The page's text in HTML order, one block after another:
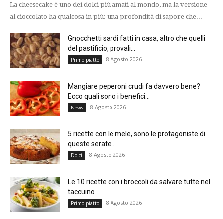
La cheesecake è uno dei dolci più amati al mondo, ma la versione
al cioccolato ha qualcosa in più: una profondità di sapore che...
Gnocchetti sardi fatti in casa, altro che quelli
del pastificio, provali...
Primo piatto 8 Agosto 2026
Mangiare peperoni crudi fa davvero bene?
Ecco quali sono i benefici...
News 8 Agosto 2026
5 ricette con le mele, sono le protagoniste di
queste serate...
Dolci 8 Agosto 2026
Le 10 ricette con i broccoli da salvare tutte nel
taccuino
Primo piatto 8 Agosto 2026